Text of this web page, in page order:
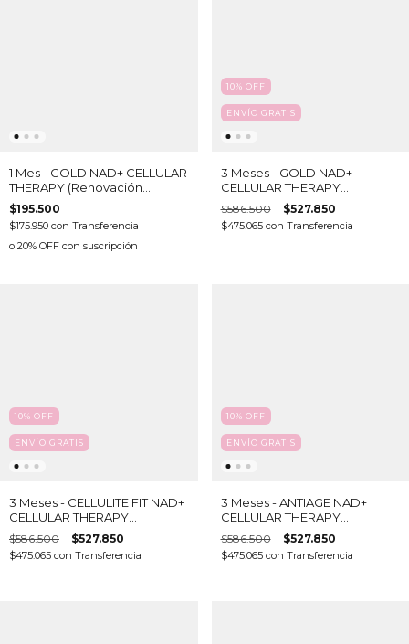
1 Mes - GOLD NAD+ CELLULAR
THERAPY (Renovación
Celular, Antioxidante &
Antiinflamatorio) x 30 Sobres
$195.500
$175.950 con Transferencia
o 20% OFF con suscripción
10% OFF
ENVÍO GRATIS
3 Meses - GOLD NAD+
CELLULAR THERAPY
(Renovación Celular .
Antioxidante &
Antiinflamatorio) x 90 Sobres
$586.500 $527.850
$475.065 con Transferencia
10% OFF
ENVÍO GRATIS
3 Meses - CELLULITE FIT NAD+
CELLULAR THERAPY
(Adelgazar & Celulitis) X 90
SOBRES
$586.500 $527.850
$475.065 con Transferencia
10% OFF
ENVÍO GRATIS
3 Meses - ANTIAGE NAD+
CELLULAR THERAPY
(Antiaging Evolution &
Antioxidante) X 90 SOBRES
$586.500 $527.850
$475.065 con Transferencia